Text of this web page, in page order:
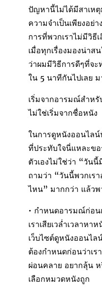
ปัญหานี้ไม่ได้มีสาเห
ความจำเป็นเพียงอย่
การที่พวกเราไม่มีวิธี
เมื่อทุกเรื่องมองน่าส
ว่าผมมีวิธีการดีๆที่จะ
ใน 5 นาทีกันไปเลย
เริ่มจากอารมณ์สำห
ไม่ใช่เริ่มจากชื่อหนัง
ในการดูหนังออนไล
ที่ประทับใจนี่แหละขอ
ตัวเองไม่ใช่ว่า “วัน
ถามว่า “วันนี้พวกเร
ไหน” มากกว่า แล้วพ
• กำหนดอารมณ์ก่อน
เราเสียเวล่ำเวลาหา
เว็บไซต์ดูหนังออนไล
ต้องกำหนดก่อนว่าเร
ผ่อนคลาย อยากลุ้น ห
เลือกหมวดหนังถูก